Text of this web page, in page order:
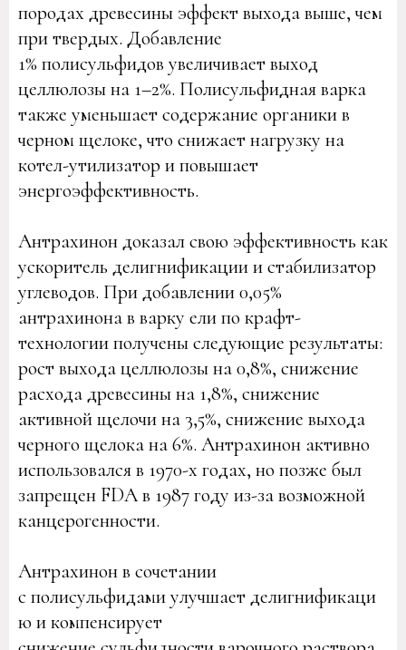
породах древесины эффект выхода выше, чем
при твердых. Добавление
1% полисульфидов увеличивает выход
целлюлозы на 1–2%. Полисульфидная варка
также уменьшает содержание органики в
черном щелоке, что снижает нагрузку на
котел-утилизатор и повышает
энергоэффективность.
Антрахинон доказал свою эффективность как
ускоритель делигнификации и стабилизатор
углеводов. При добавлении 0,05%
антрахинона в варку ели по крафт-
технологии получены следующие результаты:
рост выхода целлюлозы на 0,8%, снижение
расхода древесины на 1,8%, снижение
активной щелочи на 3,5%, снижение выхода
черного щелока на 6%. Антрахинон активно
использовался в 1970-х годах, но позже был
запрещен FDA в 1987 году из-за возможной
канцерогенности.
Антрахинон в сочетании
с полисульфидами улучшает делигнификаци
ю и компенсирует